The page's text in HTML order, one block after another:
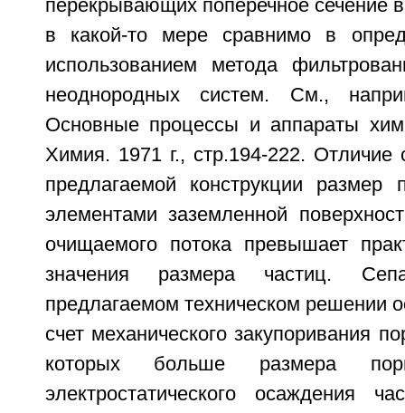
перекрывающих поперечное сечение
в какой-то мере сравнимо в
использованием метода
неоднородных систем. См.,
Основные процессы и аппараты
Химия. 1971 г., стр.194-222. Отличие
предлагаемой конструкции размер
элементами заземленной
очищаемого потока превышает
значения размера частиц.
предлагаемом техническом решении
счет механического закупоривания
которых больше размера
электростатического осаждения